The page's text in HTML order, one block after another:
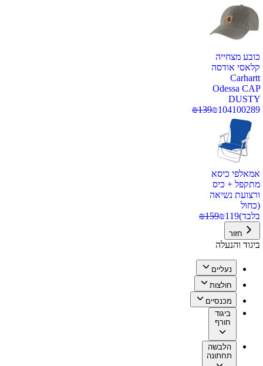
כובע מצחייה
קלאסי אודסה
Carhartt
Odessa CAP
DUSTY
100289
₪104
₪139
אמאלפי כיסא
מתקפל + כיס
ורצועת נשיאה
(כחול
בלבד)
₪119
₪159
חזור
ביגוד והנעלה
נעליים
חולצות
מכנסיים
ביגוד
חורף
הלבשה
תחתונה